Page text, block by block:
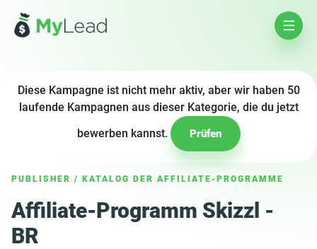
Diese Kampagne ist nicht mehr aktiv, aber wir haben 50
laufende Kampagnen aus dieser Kategorie, die du jetzt
bewerben kannst.
Prüfen
PUBLISHER / KATALOG DER AFFILIATE-PROGRAMME
Affiliate-Programm Skizzl -
BR